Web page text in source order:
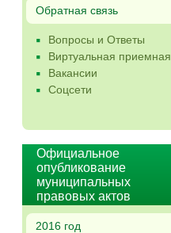
Обратная связь
Вопросы и Ответы
Виртуальная приемная
Вакансии
Соцсети
Официальное
опубликование
муниципальных
правовых актов
2016 год